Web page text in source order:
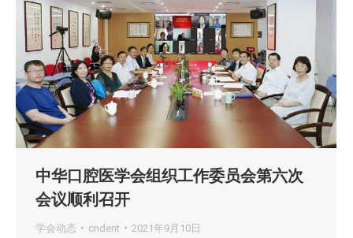
中华口腔医学会组织工作委员会第六次
会议顺利召开
学会动态 cndent 2021年9月10日